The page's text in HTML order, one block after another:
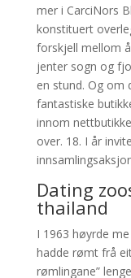
mer i CarciNors
konstituert
forskjell mellom
jenter sogn og
en stund. Og om
fantastiske
innom
over. 18. I år
Dating
thailand
I 1963 høyrde
hadde rømt frå
rømlingane”